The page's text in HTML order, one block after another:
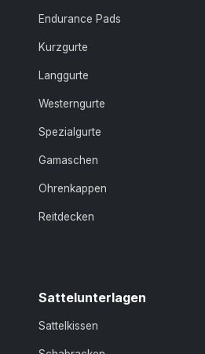
Endurance Pads
Kurzgurte
Langgurte
Westerngurte
Spezialgurte
Gamaschen
Ohrenkappen
Reitdecken
Sattelunterlagen
Sattelkissen